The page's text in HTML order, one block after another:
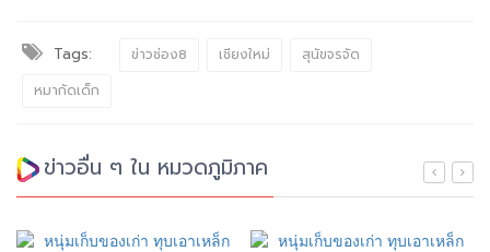
Tags: ข่าวช่อง8 เชียงใหม่
สุนัขจรจัด
หมากัดเด็ก
ข่าวอื่น ๆ ใน หมวดภูมิภาค